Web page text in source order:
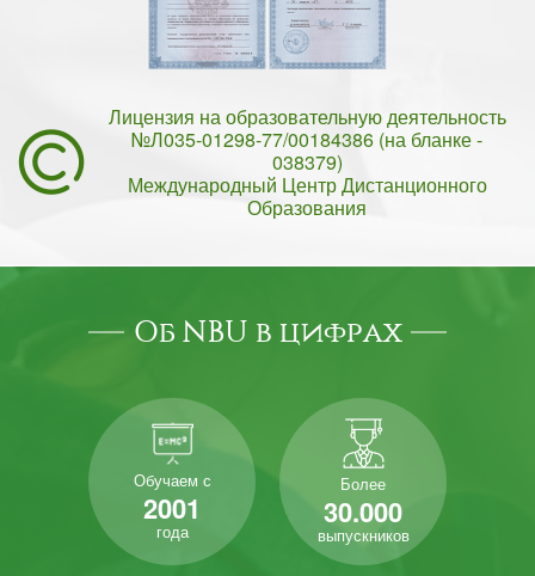
Лицензия на образовательную деятельность
№Л035-01298-77/00184386 (на бланке -
038379)
Международный Центр Дистанционного
Образования
Об NBU в цифрах
Обучаем с
2001
года
Более
30.000
выпускников